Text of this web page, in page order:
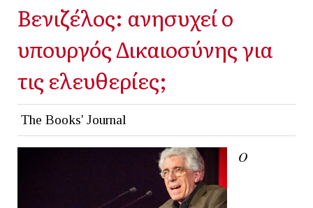
Βενιζέλος: ανησυχεί ο
υπουργός Δικαιοσύνης για
τις ελευθερίες;
The Books' Journal
Ο